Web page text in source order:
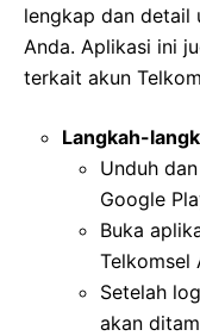
lengkap dan detail
Anda. Aplikasi ini
terkait akun
Langkah-
Unduh
Google
Buka
Telkomsel
Setelah
akan